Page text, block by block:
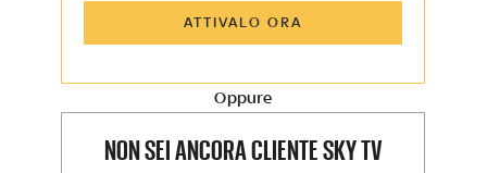
Sky Sport Insider
La newsletter esclusiva di Sky TG24
ATTIVALO ORA
Oppure
NON SEI ANCORA CLIENTE SKY TV